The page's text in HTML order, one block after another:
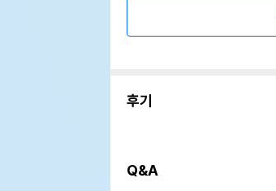
후기
Q&A